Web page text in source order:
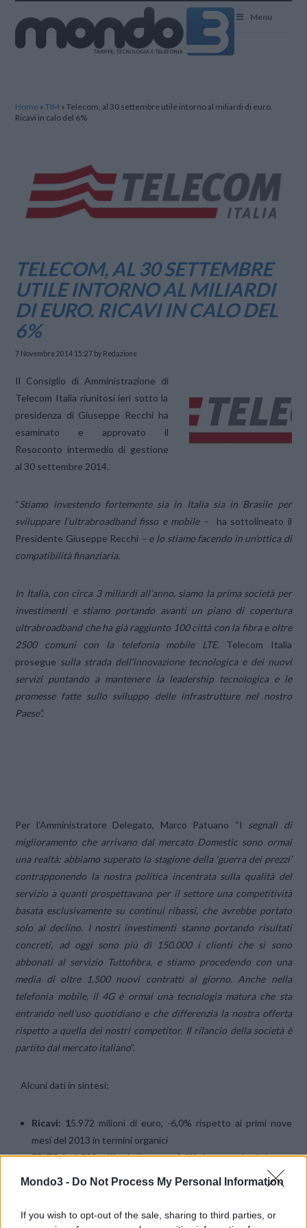
Mondo3 - Do Not Process My Personal Information
If you wish to opt-out of the sale, sharing to third parties, or
Menu
Home »TIM »Telecom, al 30 settembre utile intorno al miliardi di euro.
Ricavi in calo del 6%
TELECOM, AL 30 SETTEMBRE
UTILE INTORNO AL MILIARDI
DI EURO. RICAVI IN CALO DEL
6%
7 Novembre 2014 15:27 by Redazione
Il Consiglio di Amministrazione di
Telecom Italia riunitosi ieri sotto la
presidenza di Giuseppe Recchi ha
esaminato e approvato il
Resoconto intermedio di gestione
al 30 settembre 2014.
“Stiamo investendo fortemente sia in Italia sia in Brasile per
sviluppare l’ultrabroadband fisso e mobile– ha sottolineato il
Presidente Giuseppe Recchi – e lo stiamo facendo in un’ottica di
compatibilità finanziaria.
In Italia, con circa 3 miliardi all’anno, siamo la prima società per
investimenti e stiamo portando avanti un piano di copertura
ultrabroadband che ha già raggiunto 100 città con la fibra e oltre
2500 comuni con la telefonia mobile LTE. Telecom Italia
prosegue sulla strada dell’innovazione tecnologica e dei nuovi
servizi puntando a mantenere la leadership tecnologica e le
promesse fatte sullo sviluppo delle infrastrutture nel nostro
Paese”.
Per l’Amministratore Delegato, Marco Patuano “I segnali di
miglioramento che arrivano dal mercato Domestic sono ormai
una realtà: abbiamo superato la stagione della ‘guerra dei prezzi’
contrapponendo la nostra politica incentrata sulla qualità del
servizio a quanti prospettavano per il settore una competitività
basata esclusivamente su continui ribassi, che avrebbe portato
solo al declino. I nostri investimenti stanno portando risultati
concreti, ad oggi sono più di 150.000 i clienti che si sono
abbonati al servizio Tuttofibra, e stiamo procedendo con una
media di oltre 1.500 nuovi contratti al giorno. Anche nella
telefonia mobile, il 4G è ormai una tecnologia matura che sta
entrando nell’uso quotidiano e che differenzia la nostra offerta
rispetto a quella dei nostri competitor. Il rilancio della società è
partito dal mercato italiano”.
Alcuni dati in sintesi:
Ricavi: 15.972 milioni di euro, -6,0% rispetto ai primi nove
mesi del 2013 in termini organici
EBITDA: 6.588 milioni di euro, -6,4%rispetto ai primi nove
EBIT: 3.393 milioni di euro, +1.910 milioni di euro